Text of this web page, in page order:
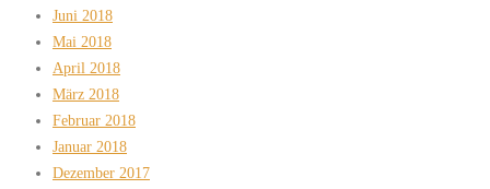
Juni 2018
Mai 2018
April 2018
März 2018
Februar 2018
Januar 2018
Dezember 2017